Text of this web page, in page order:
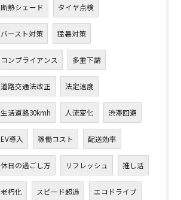
断熱シェード タイヤ点検
バースト対策 猛暑対策
コンプライアンス 多重下請
道路交通法改正 法定速度
生活道路30kmh 人流変化 渋滞回避
EV導入 稼働コスト 配送効率
休日の過ごし方 リフレッシュ 推し活
老朽化 スピード超過 エコドライブ